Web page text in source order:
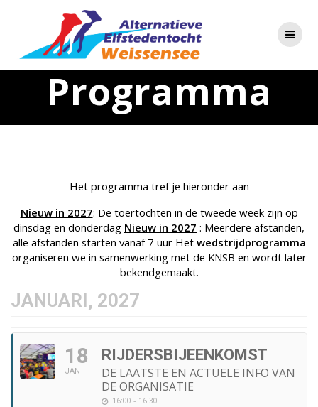
to
content
Programma
Het programma tref je hieronder aan
Nieuw in 2027: De toertochten in de tweede week zijn op
dinsdag en donderdag Nieuw in 2027 : Meerdere afstanden,
alle afstanden starten vanaf 7 uur Het wedstrijdprogramma
organiseren we in samenwerking met de KNSB en wordt later
bekendgemaakt.
JANUARI, 2027
18
JAN
RIJDERSBIJEENKOMST
DE LAATSTE EN ACTUELE INFO VAN
DE ORGANISATIE
16:00 - 16:30